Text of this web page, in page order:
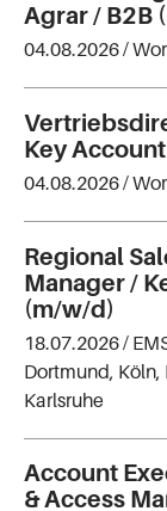
Agrar / B2B
04.08.2026 /
Key
04.08.2026 /
Regional
Manager /
(m/w/d)
18.07.2026 /
Dortmund, Köln,
Karlsruhe
Account
& Access